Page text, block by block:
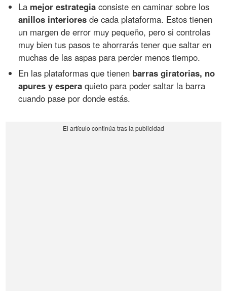
La mejor estrategia consiste en caminar sobre los
anillos interiores de cada plataforma. Estos tienen
un margen de error muy pequeño, pero si controlas
muy bien tus pasos te ahorrarás tener que saltar en
muchas de las aspas para perder menos tiempo.
En las plataformas que tienen barras giratorias, no
apures y espera quieto para poder saltar la barra
cuando pase por donde estás.